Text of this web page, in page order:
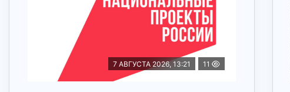
7 АВГУСТА 2026, 13:21 11